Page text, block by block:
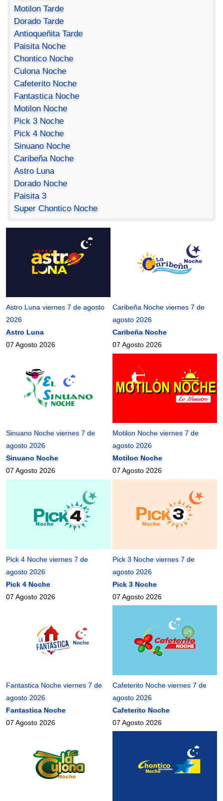
Motilon Tarde
Dorado Tarde
Antioqueñita Tarde
Paisita Noche
Chontico Noche
Culona Noche
Cafeterito Noche
Fantastica Noche
Motilon Noche
Pick 3 Noche
Pick 4 Noche
Sinuano Noche
Caribeña Noche
Astro Luna
Dorado Noche
Paisita 3
Super Chontico Noche
Astro Luna viernes 7 de agosto
2026
Astro Luna
07 Agosto 2026
Caribeña Noche viernes 7 de
agosto 2026
Caribeña Noche
07 Agosto 2026
Sinuano Noche viernes 7 de
agosto 2026
Sinuano Noche
07 Agosto 2026
Motilon Noche viernes 7 de
agosto 2026
Motilon Noche
07 Agosto 2026
Pick 4 Noche viernes 7 de
agosto 2026
Pick 4 Noche
07 Agosto 2026
Pick 3 Noche viernes 7 de
agosto 2026
Pick 3 Noche
07 Agosto 2026
Fantastica Noche viernes 7 de
agosto 2026
Fantastica Noche
07 Agosto 2026
Cafeterito Noche viernes 7 de
agosto 2026
Cafeterito Noche
07 Agosto 2026